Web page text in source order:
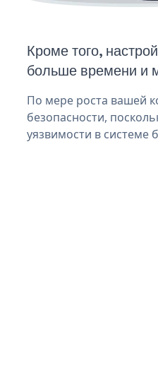
Кроме того,
больше времени и
По мере роста вашей
безопасности,
уязвимости в системе